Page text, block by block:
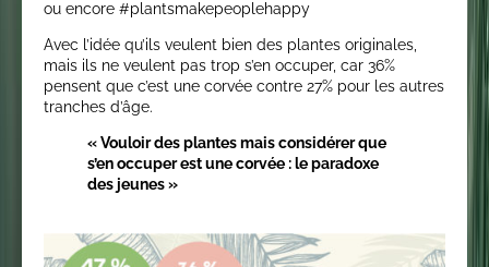
ou encore #plantsmakepeoplehappy
Avec l’idée qu’ils veulent bien des plantes originales,
mais ils ne veulent pas trop s’en occuper, car 36%
pensent que c’est une corvée contre 27% pour les autres
tranches d’âge.
« Vouloir des plantes mais considérer que
s’en occuper est une corvée : le paradoxe
des jeunes »